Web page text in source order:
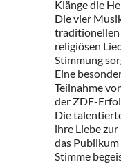
Klänge die
Die vier
traditionellen
religiösen
Stimmung
Eine
Teilnahme
der ZDF-
Die
ihre Liebe
das
Stimme